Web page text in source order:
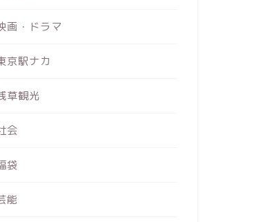
画・ドラマ
京駅ナカ
草観光
会
袋
能